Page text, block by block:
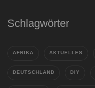
Schlagwörter
AFRIKA AKTUELLES
DEUTSCHLAND DIY